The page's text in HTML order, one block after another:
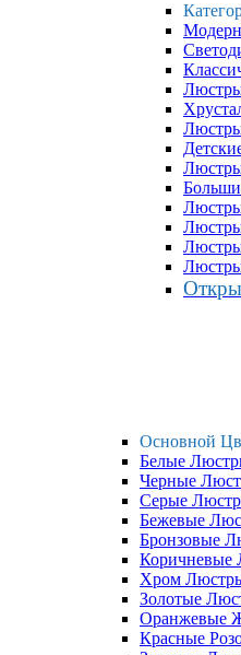
Основной
Белые
Черные
Серые
Бежевые
Бронзовые
Коричневые
Хром
Золотые
Оранжевые
Красные